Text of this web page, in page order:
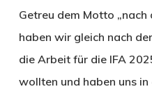
Getreu dem Motto „nach
haben wir gleich nach
die Arbeit für die IFA
wollten und haben uns in